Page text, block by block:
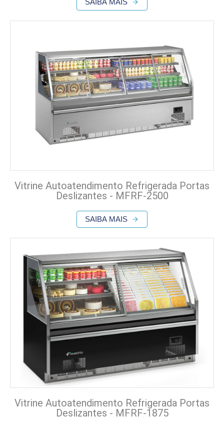
SAIBA MAIS
Vitrine Autoatendimento Refrigerada Portas
Deslizantes - MFRF-2500
SAIBA MAIS
Vitrine Autoatendimento Refrigerada Portas
Deslizantes - MFRF-1875